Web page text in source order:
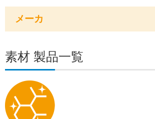
メーカ
素材 製品一覧